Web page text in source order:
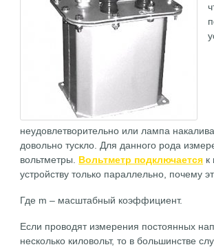
неудовлетворительно или лампа
довольно тускло. Для данного рода
вольтметры. Вольтметр подключается к
устройству только параллельно, почему
Где m – масштабный коэффициент.
Если проводят измерения постоянных
несколько киловольт, то в большинстве